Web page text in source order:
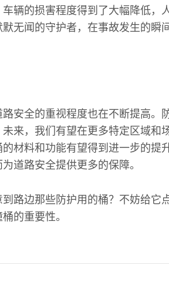
辆的损害程度得到了大幅降低，
无闻的守护者，在事故发生的瞬
安全的重视程度也在不断提高。
来，我们有望在更多特定区域和
材料和功能有望得到进一步的提
道路安全提供更多的保障。
路边那些防护用的桶？不妨给它
的重要性。